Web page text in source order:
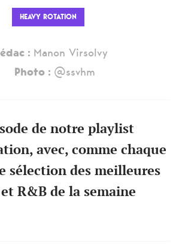
HEAVY ROTATION
: Manon Virsolvy
Photo : @ssvhm
de notre playlist
avec, comme chaque
sélection des meilleures
R&B de la semaine